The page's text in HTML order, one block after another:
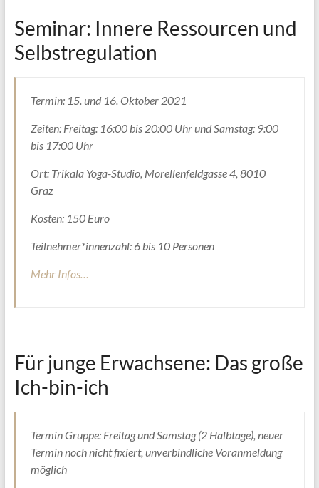
Seminar: Innere Ressourcen und
Selbstregulation
Termin: 15. und 16. Oktober 2021
Zeiten: Freitag: 16:00 bis 20:00 Uhr und Samstag: 9:00
bis 17:00 Uhr
Ort: Trikala Yoga-Studio, Morellenfeldgasse 4, 8010
Graz
Kosten: 150 Euro
Teilnehmer*innenzahl: 6 bis 10 Personen
Mehr Infos…
Für junge Erwachsene: Das große
Ich-bin-ich
Termin Gruppe: Freitag und Samstag (2 Halbtage), neuer
Termin noch nicht fixiert, unverbindliche Voranmeldung
möglich